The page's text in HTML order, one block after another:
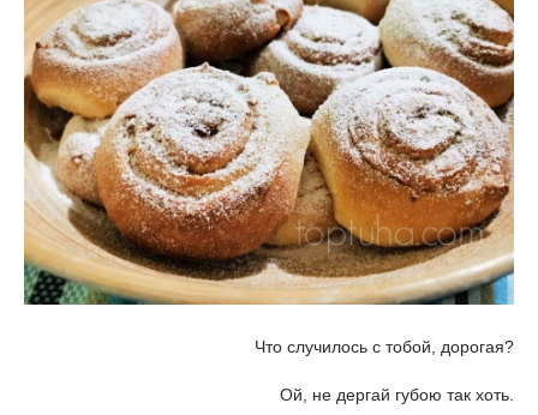
Что случилось с тобой, дорогая?
Ой, не дергай губою так хоть.